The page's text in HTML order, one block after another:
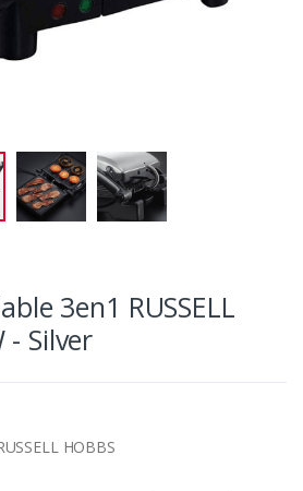
3en1 RUSSELL
- Silver
HOBBS